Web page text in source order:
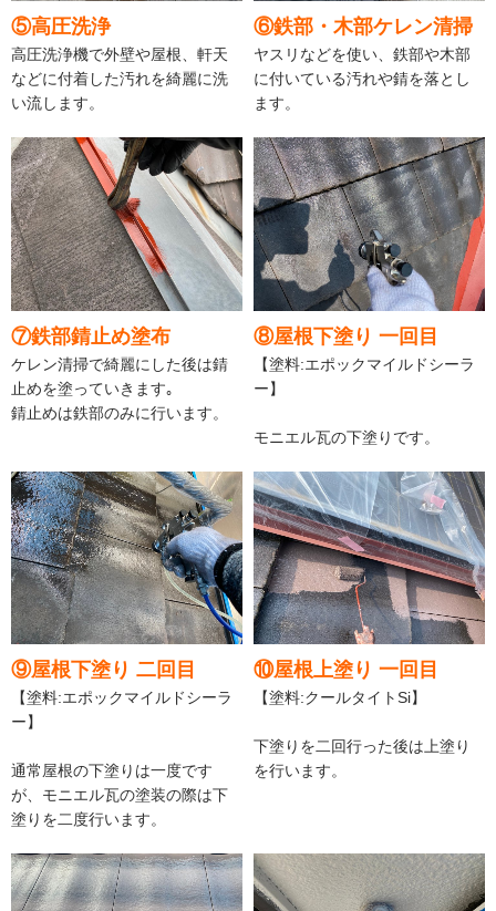
⑤高圧洗浄
高圧洗浄機で外壁や屋根、軒天
などに付着した汚れを綺麗に洗
い流します。
⑥鉄部・木部ケレン清掃
ヤスリなどを使い、鉄部や木部
に付いている汚れや錆を落とし
ます。
⑦鉄部錆止め塗布
ケレン清掃で綺麗にした後は錆
止めを塗っていきます｡
錆止めは鉄部のみに行います。
⑧屋根下塗り 一回目
【塗料:エポックマイルドシーラ
ー】
モニエル瓦の下塗りです。
⑨屋根下塗り 二回目
【塗料:エポックマイルドシーラ
ー】
通常屋根の下塗りは一度です
が、モニエル瓦の塗装の際は下
塗りを二度行います。
⑩屋根上塗り 一回目
【塗料:クールタイトSi】
下塗りを二回行った後は上塗り
を行います。